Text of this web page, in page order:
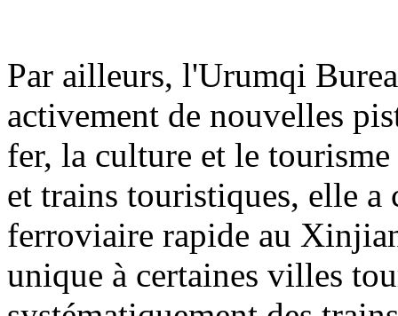
Par ailleurs, l'Urumqi
activement de nouvelles
fer, la culture et le
et trains touristiques, elle a
ferroviaire rapide au
unique à certaines villes